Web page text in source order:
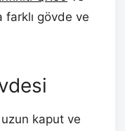
farklı gövde ve
kaput ve